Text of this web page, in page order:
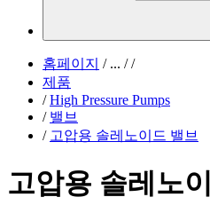
홈페이지 /... / /
제품
/ High Pressure Pumps
/ 밸브
/ 고압용 솔레노이드 밸브
고압용 솔레노